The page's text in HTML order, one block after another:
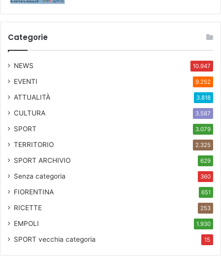
Categorie
NEWS 10.947
EVENTI 9.252
ATTUALITÀ 3.818
CULTURA 3.587
SPORT 3.079
TERRITORIO 2.325
SPORT ARCHIVIO 629
Senza categoria 360
FIORENTINA 651
RICETTE 253
EMPOLI 1.930
SPORT vecchia categoria 15